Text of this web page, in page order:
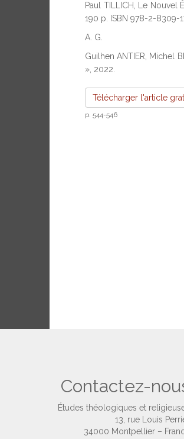
Paul TILLICH, Le Nouvel
190 p. ISBN 978-2-8309-
A. G.
Guilhen ANTIER, Michel
», 2022.
Télécharger l'article
p. 544-546
Contactez-
Études théologiques et
13, rue Louis
34000 Montpellier –